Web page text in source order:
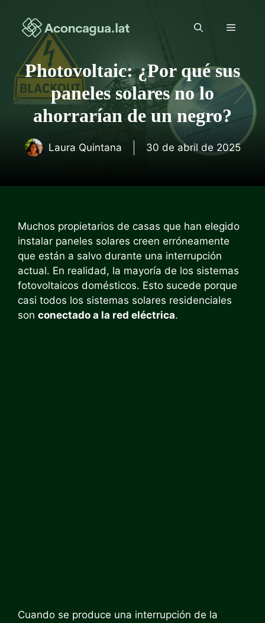
contenido
Menú
Photovoltaic: ¿Por qué sus
paneles solares no lo
ahorrarían de un negro?
Laura Quintana 30 de abril de 2025
Muchos propietarios de casas que han elegido
instalar paneles solares creen erróneamente
que están a salvo durante una interrupción
actual. En realidad, la mayoría de los sistemas
fotovoltaicos domésticos. Esto sucede porque
casi todos los sistemas solares residenciales
son conectado a la red eléctrica.
Cuando se produce una interrupción de la